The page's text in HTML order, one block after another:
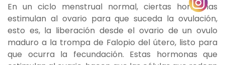
En un ciclo menstrual normal, ciertas hormonas
estimulan al ovario para que suceda la ovulación,
esto es, la liberación desde el ovario de un ovulo
maduro a la trompa de Falopio del útero, listo para
que ocurra la fecundación. Estas hormonas que